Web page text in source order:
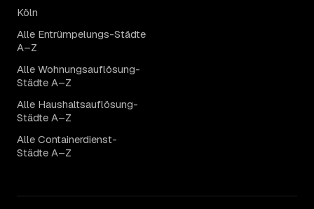
Köln
Alle Entrümpelungs-Städte
A–Z
Alle Wohnungsauflösung-
Städte A–Z
Alle Haushaltsauflösung-
Städte A–Z
Alle Containerdienst-
Städte A–Z